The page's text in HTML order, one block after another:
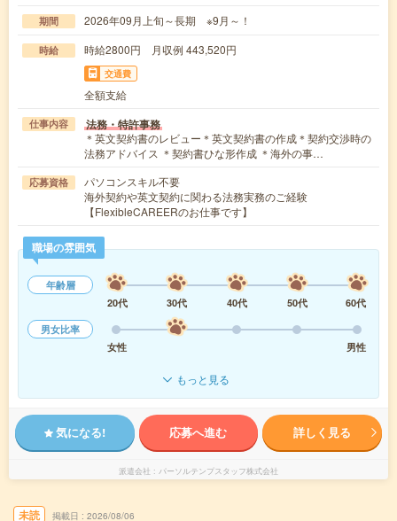
期間 2026年09月上旬～長期 ※9月～！
時給 時給2800円 月収例 443,520円
交通費
全額支給
仕事内容 法務・特許事務
＊英文契約書のレビュー＊英文契約書の作成＊契約交渉時の
法務アドバイス ＊契約書ひな形作成 ＊海外の事…
応募資格
パソコンスキル不要
海外契約や英文契約に関わる法務実務のご経験
【FlexibleCAREERのお仕事です】
職場の雰囲気
年齢層
20代
30代 40代 50代
60代
男女比率
女性
男性
もっと見る
気になる! 応募へ進む 詳しく見る
派遣会社 パーソルテンプスタッフ株式会社
未読 掲載日 2026/08/06